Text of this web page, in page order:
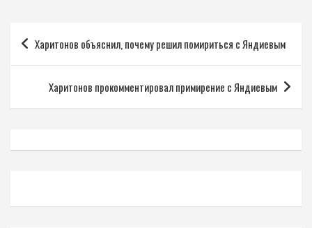
Навигация
по
записям
Харитонов объяснил, почему решил помириться с Яндиевым
Харитонов прокомментировал примирение с Яндиевым